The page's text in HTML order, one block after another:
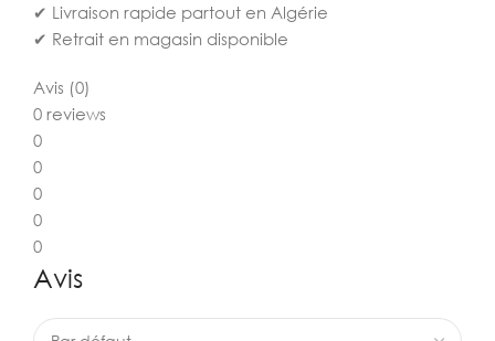
✔ Livraison rapide partout en Algérie
✔ Retrait en magasin disponible
Avis (0)
0 reviews
0
0
0
0
0
Avis